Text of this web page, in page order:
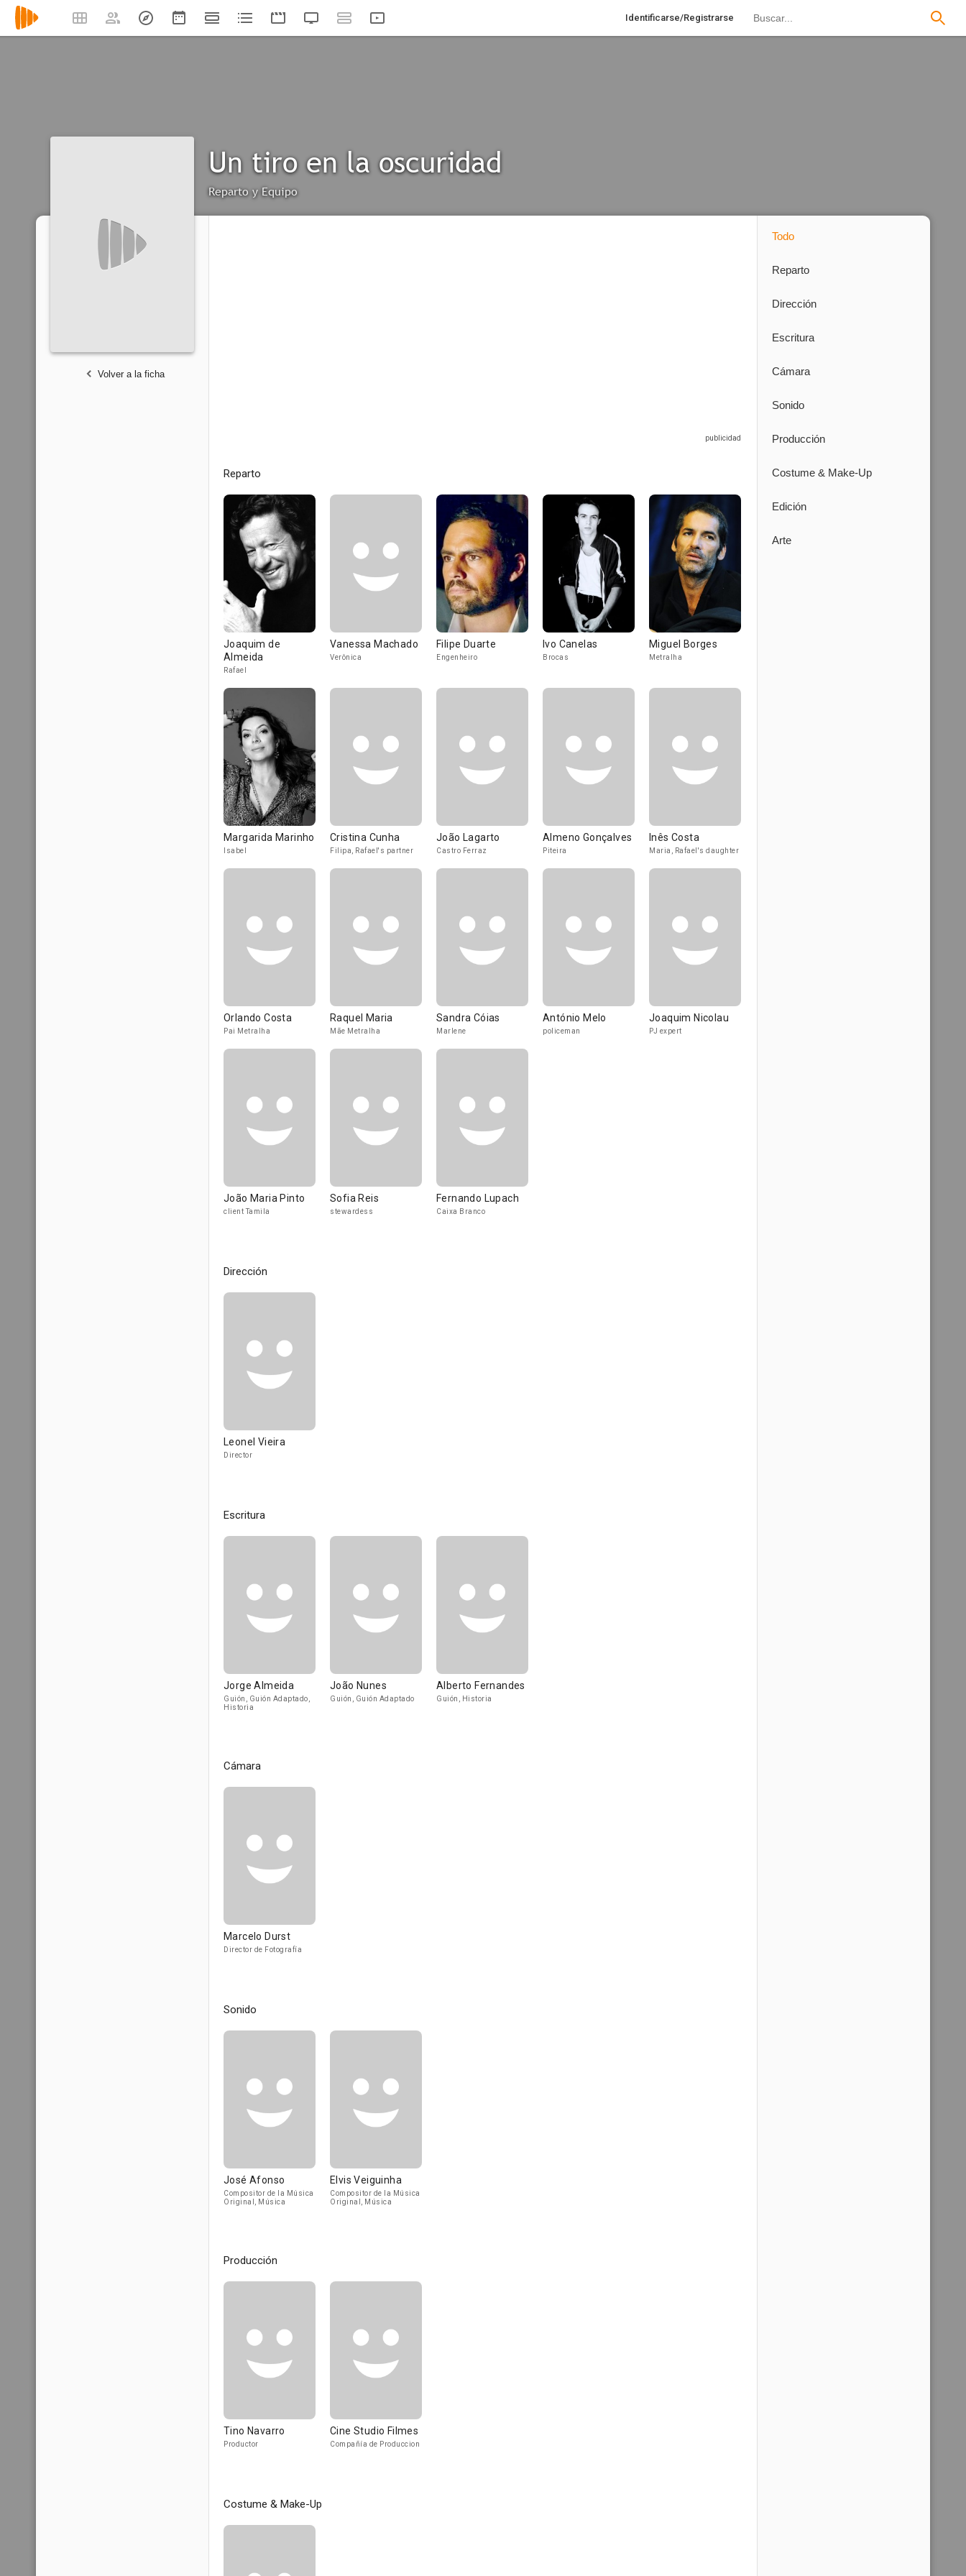
Identificarse/Registrarse
Un tiro en la oscuridad
Reparto y Equipo
Volver a la ficha
Reparto
Joaquim de
Almeida
Rafael
Vanessa Machado
Verônica
Filipe Duarte
Engenheiro
Ivo Canelas
Brocas
Miguel Borges
Metralha
Margarida Marinho
Isabel
Cristina Cunha
Filipa, Rafael's partner
João Lagarto
Castro Ferraz
Almeno Gonçalves
Piteira
Inês Costa
Maria, Rafael's daughter
Orlando Costa
Pai Metralha
Raquel Maria
Mãe Metralha
Sandra Cóias
Marlene
António Melo
policeman
Joaquim Nicolau
PJ expert
João Maria Pinto
client Tamila
Sofia Reis
stewardess
Fernando Lupach
Caixa Branco
Dirección
Leonel Vieira
Director
Escritura
Jorge Almeida
Guión, Guión Adaptado,
Historia
João Nunes
Guión, Guión Adaptado
Alberto Fernandes
Guión, Historia
Cámara
Marcelo Durst
Director de Fotografía
Sonido
José Afonso
Compositor de la Música
Original, Música
Elvis Veiguinha
Compositor de la Música
Original, Música
Producción
Tino Navarro
Productor
Cine Studio Filmes
Compañía de Produccion
Costume & Make-Up
Todo
Reparto
Dirección
Escritura
Cámara
Sonido
Producción
Costume & Make-Up
Edición
Arte